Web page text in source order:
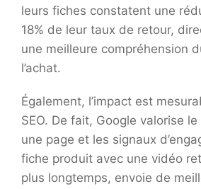
leurs fiches constatent une
18% de leur taux de retour,
une meilleure compréhension
l’achat.
Également, l’impact est
SEO. De fait, Google valorise
une page et les signaux
fiche produit avec une vidéo
plus longtemps, envoie de